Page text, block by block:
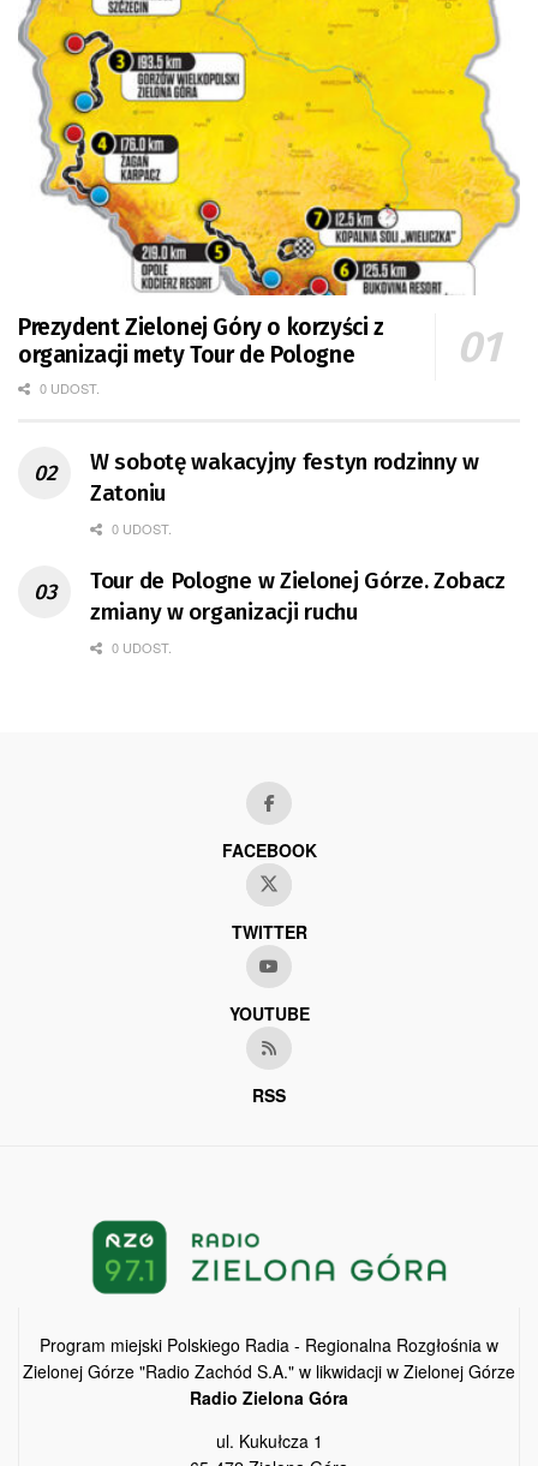
Prezydent Zielonej Góry o korzyści z
organizacji mety Tour de Pologne
0 UDOST.
W sobotę wakacyjny festyn rodzinny w
Zatoniu
0 UDOST.
Tour de Pologne w Zielonej Górze. Zobacz
zmiany w organizacji ruchu
0 UDOST.
FACEBOOK
TWITTER
YOUTUBE
RSS
Program miejski Polskiego Radia - Regionalna Rozgłośnia w
Zielonej Górze "Radio Zachód S.A." w likwidacji w Zielonej Górze
Radio Zielona Góra
ul. Kukułcza 1